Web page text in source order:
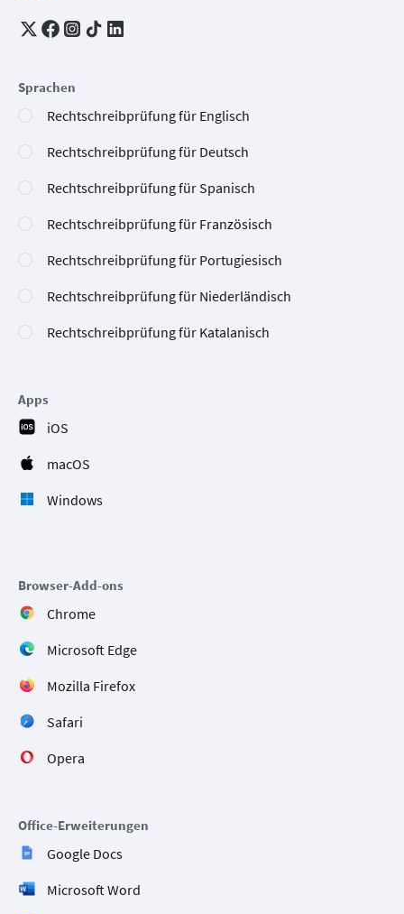
Sprachen
Rechtschreibprüfung für Englisch
Rechtschreibprüfung für Deutsch
Rechtschreibprüfung für Spanisch
Rechtschreibprüfung für Französisch
Rechtschreibprüfung für Portugiesisch
Rechtschreibprüfung für Niederländisch
Rechtschreibprüfung für Katalanisch
Apps
iOS
macOS
Windows
Browser-Add-ons
Chrome
Microsoft Edge
Mozilla Firefox
Safari
Opera
Office-Erweiterungen
Google Docs
Microsoft Word